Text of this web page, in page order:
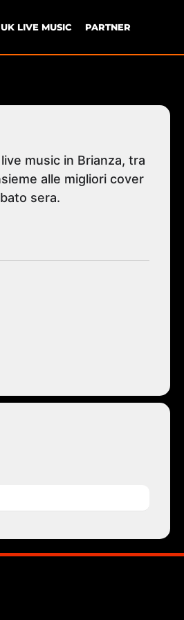
UK LIVE MUSIC PARTNER
music in Brianza, tra
alle migliori cover
sera.